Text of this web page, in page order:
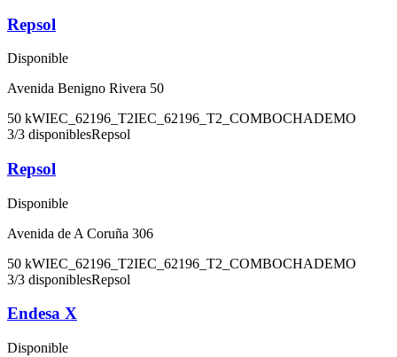
Repsol
Disponible
Avenida Benigno Rivera 50
50 kWIEC_62196_T2IEC_62196_T2_COMBOCHADEMO
3/3 disponiblesRepsol
Repsol
Disponible
Avenida de A Coruña 306
50 kWIEC_62196_T2IEC_62196_T2_COMBOCHADEMO
3/3 disponiblesRepsol
Endesa X
Disponible